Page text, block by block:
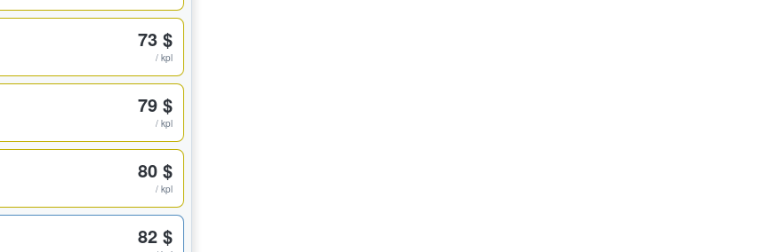
73 $
/ kpl
79 $
/ kpl
80 $
/ kpl
82 $